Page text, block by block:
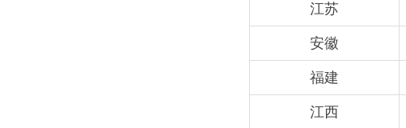
江苏
安徽
福建
江西